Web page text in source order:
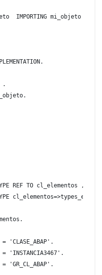
IMPORTING mi_objeto TYPE
.
REF TO cl_elementos ,
'CLASE_ABAP'.
'INSTANCIA3467'.
'GR_CL_ABAP'.